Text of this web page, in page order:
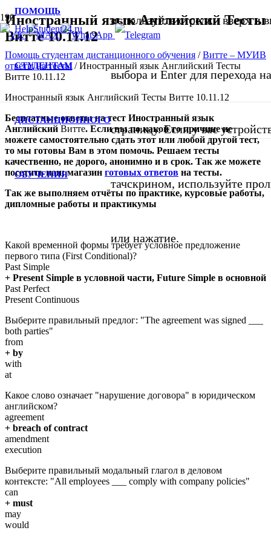
ПОМОЩЬ
СТУДЕНТАМ
ДИСТАНЦИОННОГО
ОБУЧЕНИЯ
используйте стрелки вверх и
выбора и Enter для перехода
страницу. Если у вас
тачскрином, используйте
или нажатие.
Иностранный язык Английский Тесты
Витте 10.11.12
Помощь студентам дистанционного обучения /Витте – МУИВ
ответы на тесты/Иностранный язык Английский Тесты
Витте 10.11.12
Иностранный язык Английский Тесты Витте 10.11.12
Бесплатные ответы на тест Иностранный язык
Английский Витте. Если вы по какой то причине не
можете самостоятельно сдать этот или любой другой тест,
то мы готовы Вам в этом помочь. Решаем тесты
качественно, не дорого, анонимно и в срок. Так же можете
посетитьнашмагазин готовых ответов на тесты.
Так же выполняем отчёты по практике, курсовые работы,
дипломные работы и практикумы
Какой временной формы требует условное предложение
первого типа (First Conditional)?
Past Simple
+ Present Simple в условной части, Future Simple в основной
Past Perfect
Present Continuous
Выберите правильный предлог: "The agreement was signed ___
both parties"
from
+ by
with
at
Какое слово означает "нарушение договора" в юридическом
английском?
agreement
+ breach of contract
amendment
execution
Выберите правильный модальный глагол в деловом
контексте: "All employees ___ comply with company policies"
can
+ must
may
would